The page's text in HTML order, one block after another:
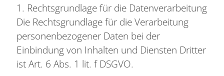
1. Rechtsgrundlage für die Datenverarbeitung
Die Rechtsgrundlage für die Verarbeitung
personenbezogener Daten bei der
Einbindung von Inhalten und Diensten Dritter
ist Art. 6 Abs. 1 lit. f DSGVO.